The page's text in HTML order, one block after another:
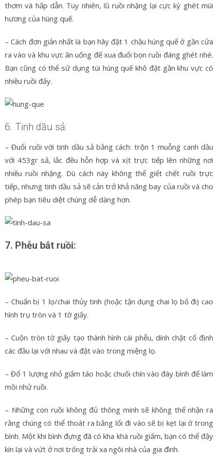
thơm và hấp dẫn. Tuy nhiên, lũ ruồi nhặng lại cực kỳ ghét mùi
hương của húng quế.
– Cách đơn giản nhất là bạn hãy đặt 1 chậu húng quế ở gần cửa
ra vào và khu vực ăn uống để xua đuổi bọn ruồi đáng ghét nhé.
Bạn cũng có thể sử dụng túi húng quế khô đặt gần khu vực có
nhiều ruồi đấy.
6. Tinh dầu sả:
– Đuổi ruồi với tinh dầu sả bằng cách: trộn 1 muỗng canh dầu
với 453gr sả, lắc đều hỗn hợp và xịt trực tiếp lên những nơi
nhiều ruồi nhặng. Dù cách này không thể giết chết ruồi trực
tiếp, nhưng tinh dầu sả sẽ cản trở khả năng bay của ruồi và cho
phép bạn tiêu diệt chúng dễ dàng hơn.
7. Phễu bắt ruồi:
– Chuẩn bị 1 lọ/chai thủy tinh (hoặc tận dụng chai lọ bỏ đi) cao
hình trụ tròn và 1 tờ giấy.
– Cuộn tròn tờ giấy tạo thành hình cái phễu, dính chặt cố định
các đầu lại với nhau và đặt vào trong miệng lọ.
– Đổ 1 lượng nhỏ giấm táo hoặc chuối chín vào đáy bình để làm
mồi nhử ruồi.
– Những con ruồi không đủ thông minh sẽ không thể nhận ra
rằng chúng có thể thoát ra bằng lối đi vào sẽ bị kẹt lại ở trong
bình. Một khi bình đựng đã có kha khá ruồi giấm, bạn có thể đậy
kín lại và vứt ở nơi trống trải xa ngôi nhà của gia đình.